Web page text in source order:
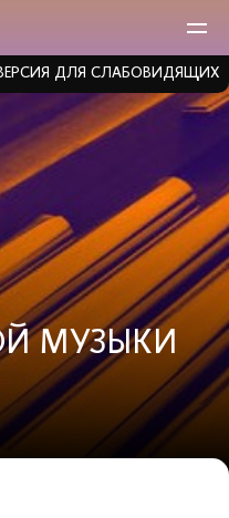
ДЛЯ СЛАБОВИДЯЩИХ
МУЗЫКИ